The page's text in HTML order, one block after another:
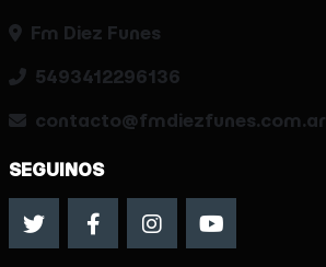
Fm Diez Funes
5493412296136
contacto@fmdiezfunes.com.ar
SEGUINOS